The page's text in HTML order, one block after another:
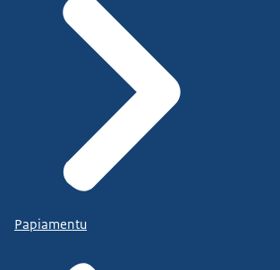
Papiamentu